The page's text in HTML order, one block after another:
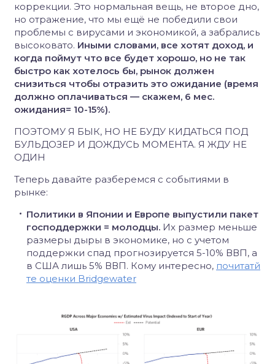
коррекции. Это нормальная вещь, не второе дно,
но отражение, что мы ещё не победили свои
проблемы с вирусами и экономикой, а забрались
высоковато. Иными словами, все хотят доход, и
когда поймут что все будет хорошо, но не так
быстро как хотелось бы, рынок должен
снизиться чтобы отразить это ожидание (время
должно оплачиваться — скажем, 6 мес.
ожидания= 10-15%).
ПОЭТОМУ Я БЫК, НО НЕ БУДУ КИДАТЬСЯ ПОД
БУЛЬДОЗЕР И ДОЖДУСЬ МОМЕНТА. Я ЖДУ НЕ
ОДИН
Теперь давайте разберемся с событиями в
рынке:
Политики в Японии и Европе выпустили пакет
господдержки = молодцы. Их размер меньше
размеры дыры в экономике, но с учетом
поддержки спад прогнозируется 5-10% ВВП, а
в США лишь 5% ВВП. Кому интересно, почитатй
те оценки Bridgewater